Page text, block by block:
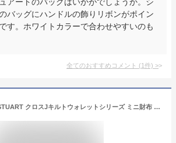
バッグにハンドルの飾りリボンがポイン
す。ホワイトカラーで合わせやすいのも
全てのおすすめコメント (1件) >
JILL by JILL STUART クロスJキルトウォレットシリーズ ミニ財布 ジル バイ ジル スチュアート 財布・ポーチ・ケース 財布 ホワイト【送料無料】